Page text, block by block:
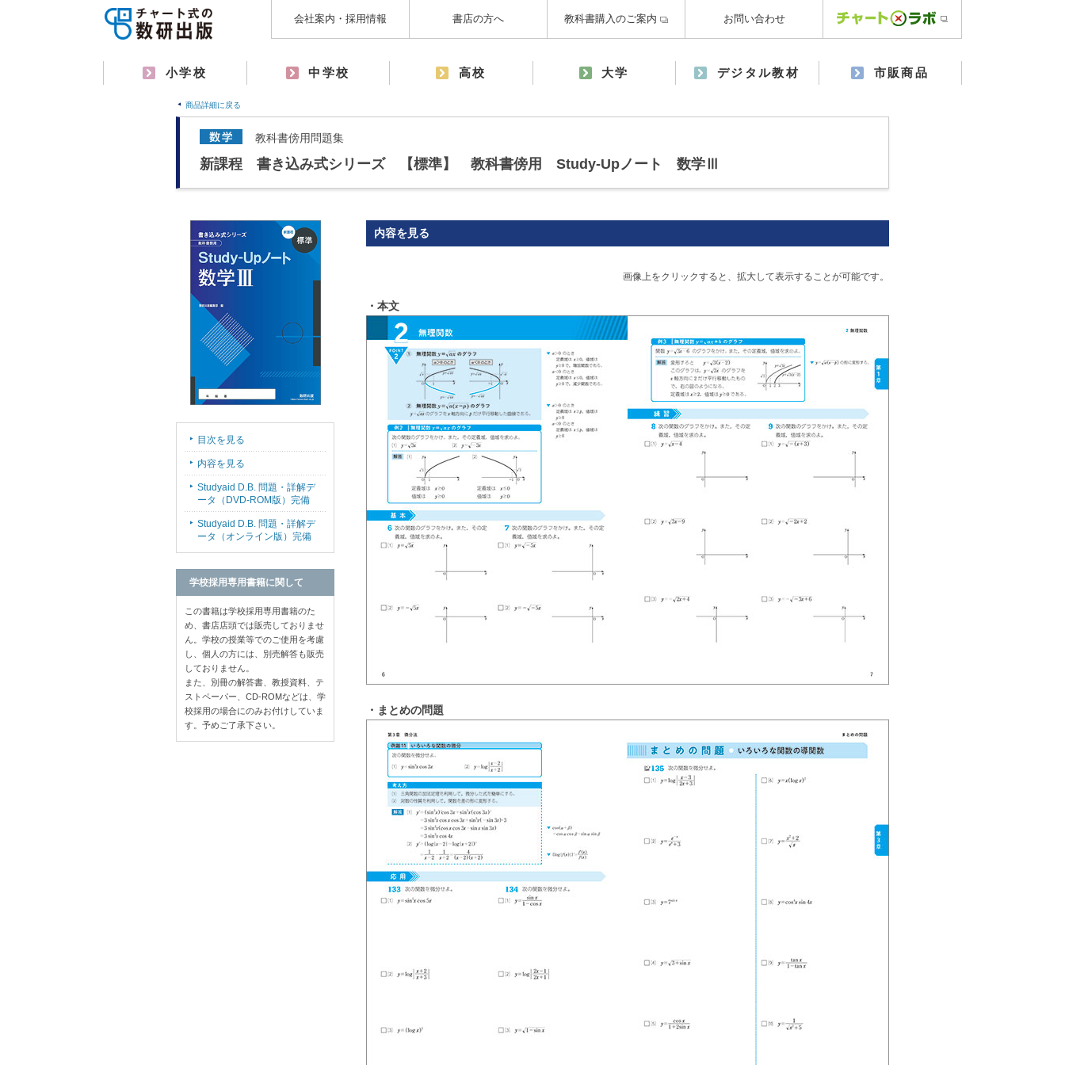
会社案内・採用情報 書店の方へ 教科書購入のご案内 お問い合わせ
小学校 中学校 高校 大学 デジタル教材 市販商品
商品詳細に戻る
教科書傍用問題集
新課程 書き込み式シリーズ 【標準】 教科書傍用 Study-Upノート 数学Ⅲ
内容を見る
画像上をクリックすると、拡大して表示することが可能です。
・本文
・まとめの問題
目次を見る
内容を見る
Studyaid D.B. 問題・詳解デ
ータ（DVD-ROM版）完備
Studyaid D.B. 問題・詳解デ
ータ（オンライン版）完備
学校採用専用書籍に関して
この書籍は学校採用専用書籍のた
め、書店店頭では販売しておりませ
ん。学校の授業等でのご使用を考慮
し、個人の方には、別売解答も販売
しておりません。
また、別冊の解答書、教授資料、テ
ストペーパー、CD-ROMなどは、学
校採用の場合にのみお付けしていま
す。予めご了承下さい。